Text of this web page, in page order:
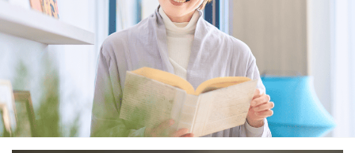
なお、6、7については、パートナー（提携企業）様又は
各SNS運営会社様にご請求いただきますようお願い致し
ます。
３．個人情報の第三者提供について
当社は、取得した個人情報を適切に管理し､あらかじめ
本人の同意を得ることなく第三者に提供することはあり
ません。ただし、次の場合は除きます。
法令に基づく場合